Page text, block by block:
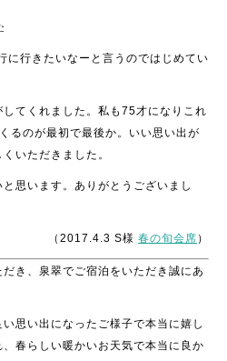
に行きたいなーと言うのではじめてい
てくれました。私も75才になりこれ
るのが最初で最後か。いい思い出が
いただきました。
思います。ありがとうございまし
（2017.4.3 S様 春の旬会席 ）
き、泉翠でご宿泊をいただき誠にあ
思い出になったご様子で本当に嬉し
春らしい暖かいお天気で本当に良か